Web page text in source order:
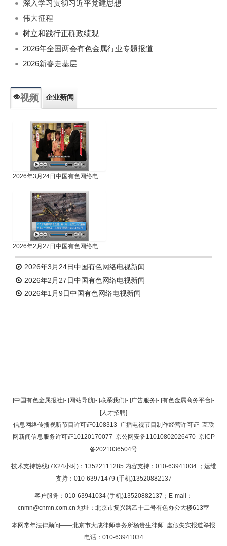
深入学习贯彻习近平党建思想
伟大征程
树立和践行正确政绩观
2026年全国两会有色金属行业专题报道
2026新春走基层
视频 企业新闻
2026年3月24日中国有色网络电视新闻
2026年2月27日中国有色网络电视新闻
2026年3月24日中国有色网络电视新闻
2026年2月27日中国有色网络电视新闻
2026年1月9日中国有色网络电视新闻
返回顶部
返回首页
[中国有色金属报社]- [网站导航]- [联系我们]- [广告服务]- [有色金属商务平台]-
[人才招聘]
信息网络传播视听节目许可证0108313 广播电视节目制作经营许可证 互联
网新闻信息服务许可证10120170077 京公网安备11010802026470 京ICP
备2021036504号
技术支持热线(7X24小时)：13522111285 内容支持：010-63941034 ；运维
支持：010-63971479 (手机)13520882137
客户服务：010-63941034 (手机)13520882137；E-mail：
cnmn@cnmn.com.cn 地址：北京市复兴路乙十二号有色办公大楼613室
本网常年法律顾问——北京市大成律师事务所杨贵生律师 虚假失实报道举报
电话：010-63941034